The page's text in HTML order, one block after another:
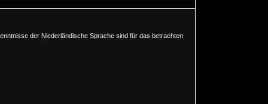
der Niederländische Sprache sind für das betrachten